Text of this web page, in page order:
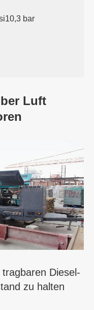
10,3 bar
Luft
Diesel-
zu halten